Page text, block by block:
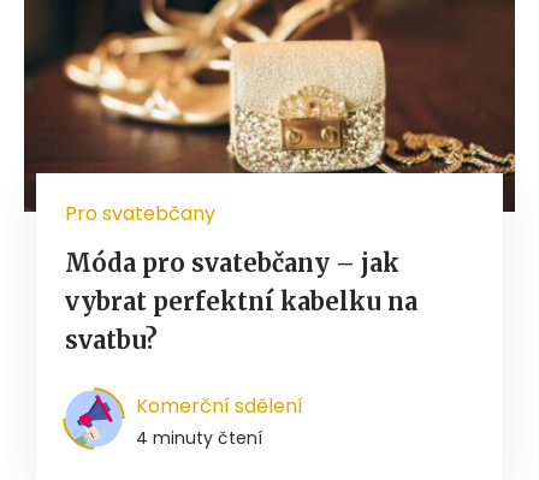
Pro svatebčany
Móda pro svatebčany – jak
vybrat perfektní kabelku na
svatbu?
Komerční sdělení
4 minuty čtení